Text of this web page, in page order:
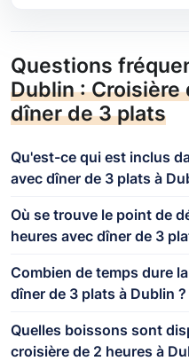
Questions
Dublin : Croisière
dîner de 3 plats
Qu'est-ce qui est inclus
avec dîner de 3 plats à
Où se trouve le point de
heures avec dîner de 3
Combien de temps dure
dîner de 3 plats à Dublin ?
Quelles boissons sont
croisière de 2 heures à